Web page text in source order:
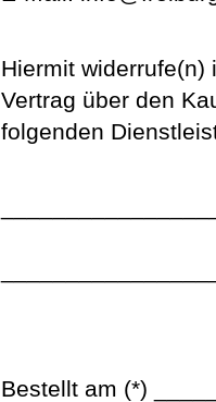
Hiermit
Vertrag über den
folgenden
Bestellt am (*)